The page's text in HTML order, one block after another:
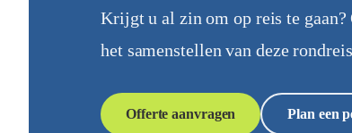
Krijgt u al zin om op reis te gaan?
het samenstellen van deze
Offerte aanvragen Plan een